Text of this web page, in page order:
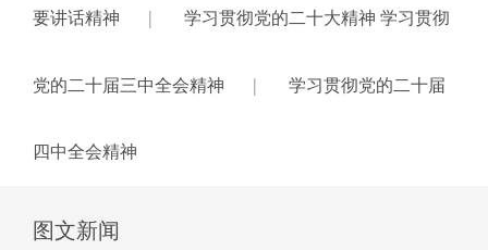
要讲话精神 | 学习贯彻党的二十大精神 学习贯彻
党的二十届三中全会精神 | 学习贯彻党的二十届
四中全会精神
图文新闻